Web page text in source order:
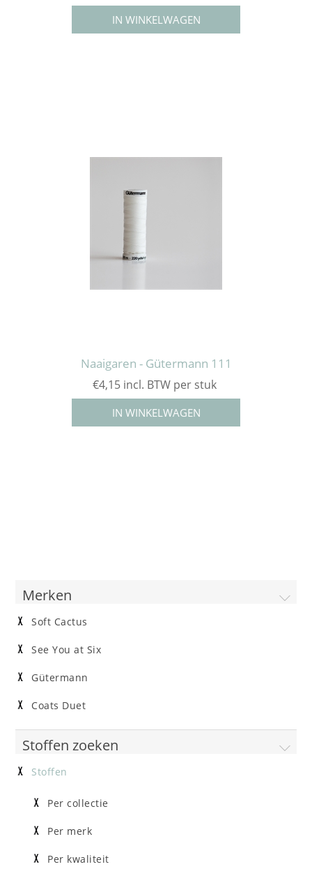
Naaigaren - Gütermann 111
€4,15 incl. BTW per stuk
Merken
Soft Cactus
See You at Six
Gütermann
Coats Duet
Stoffen zoeken
Stoffen
Per collectie
Per merk
Per kwaliteit